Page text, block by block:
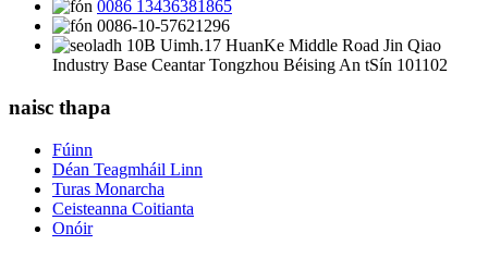
0086 13436381865
0086-10-57621296
10B Uimh.17 HuanKe Middle Road Jin Qiao
Industry Base Ceantar Tongzhou Béising An tSín 101102
naisc thapa
Fúinn
Déan Teagmháil Linn
Turas Monarcha
Ceisteanna Coitianta
Onóir